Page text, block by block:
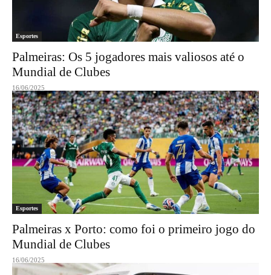
Esportes
Palmeiras: Os 5 jogadores mais valiosos até o
Mundial de Clubes
16/06/2025
Esportes
Palmeiras x Porto: como foi o primeiro jogo do
Mundial de Clubes
16/06/2025